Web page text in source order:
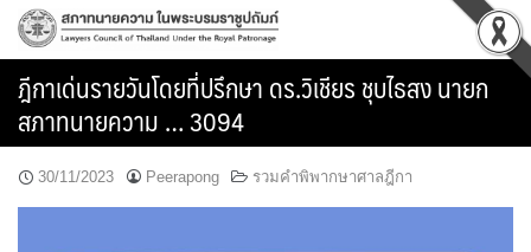
Skip
content
ฎีกาเด่นรายวันโดยที่ปรึกษา ดร.วิเชียร ชุบไธสง นายก
สภาทนายความ … 3094
30/11/2023 Peerapong รวมคำพิพากษาศาลฎีกา